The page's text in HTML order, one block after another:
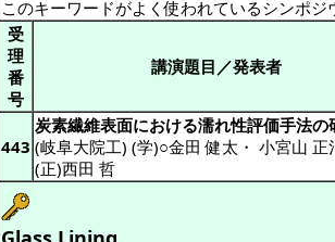
このキーワードがよく使われているシンポ
受
理
番
号
講演題目／発表者
443
炭素繊維表面における濡れ性評価手法の
(岐阜大院工) (学)○金田 健太 ・ 小宮山 正
(正)西田 哲